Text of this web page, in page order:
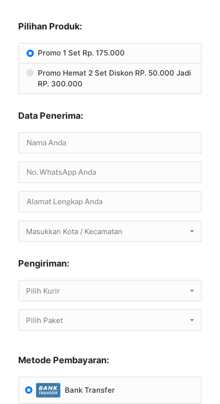
Pilihan Produk:
Promo 1 Set Rp. 175.000
Promo Hemat 2 Set Diskon RP. 50.000 Jadi
RP. 300.000
Data Penerima:
Masukkan Kota / Kecamatan
Pengiriman:
Pilih Kurir
Pilih Paket
Metode Pembayaran:
Bank Transfer